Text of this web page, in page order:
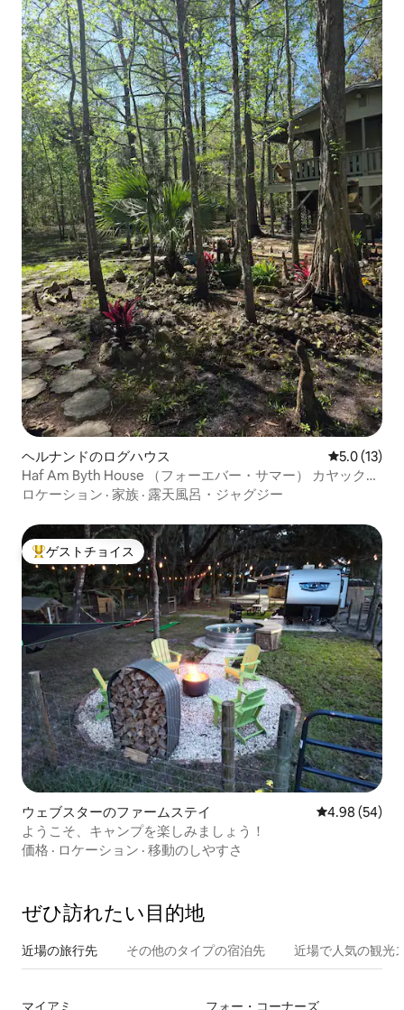
ヘルナンドのログハウス レビュー13
5.0 (13)
Haf Am Byth House （フォーエバー・サマー） カヤック／
ジャグジー！
ロケーション · 家族 · 露天風呂・ジャグジー
大好評のゲストチョイスです。
ゲストチョイス
ウェブスターのファームステイ レビュー54
4.98 (54)
ようこそ、キャンプを楽しみましょう！
価格 · ロケーション · 移動のしやすさ
ぜひ訪⁠れ⁠た⁠い目⁠的⁠地
近場の旅行先 その他のタ⁠イ⁠プ⁠の宿⁠泊⁠先 近場で人気の観光
マイアミ フォー・コーナーズ